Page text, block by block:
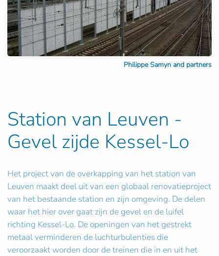
Philippe Samyn and partners
Station van Leuven -
Gevel zijde Kessel-Lo
Het project van de overkapping van het station van
Leuven maakt deel uit van een globaal renovatieproject
van het bestaande station en zijn omgeving. De delen
waar het hier over gaat zijn de gevel en de luifel
richting Kessel-Lo. De openingen van het gestrekt
metaal verminderen de luchturbulenties die
veroorzaakt worden door de treinen die in en uit het